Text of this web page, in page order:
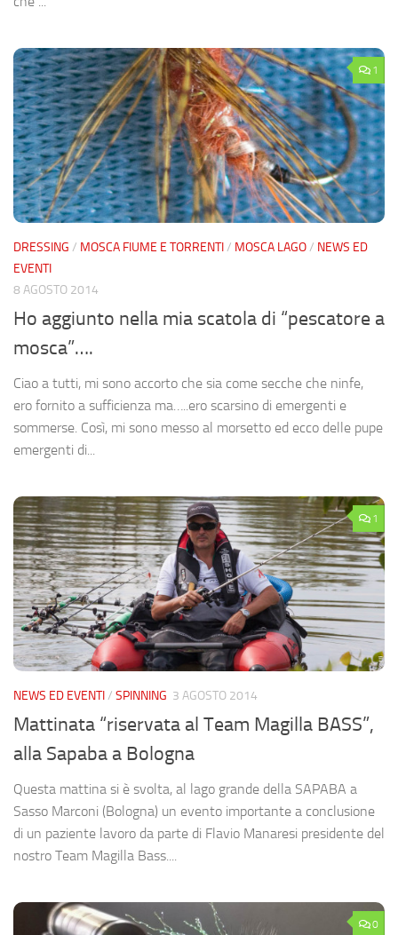
1
DRESSING / MOSCA FIUME E TORRENTI/ MOSCA LAGO/ NEWS ED
EVENTI
8 AGOSTO 2014
Ho aggiunto nella mia scatola di “pescatore a
mosca”….
Ciao a tutti, mi sono accorto che sia come secche che ninfe,
ero fornito a sufficienza ma…..ero scarsino di emergenti e
sommerse. Così, mi sono messo al morsetto ed ecco delle pupe
emergenti di...
1
NEWS ED EVENTI/ SPINNING 3 AGOSTO 2014
Mattinata “riservata al Team Magilla BASS”,
alla Sapaba a Bologna
Questa mattina si è svolta, al lago grande della SAPABA a
Sasso Marconi (Bologna) un evento importante a conclusione
di un paziente lavoro da parte di Flavio Manaresi presidente del
nostro Team Magilla Bass....
0